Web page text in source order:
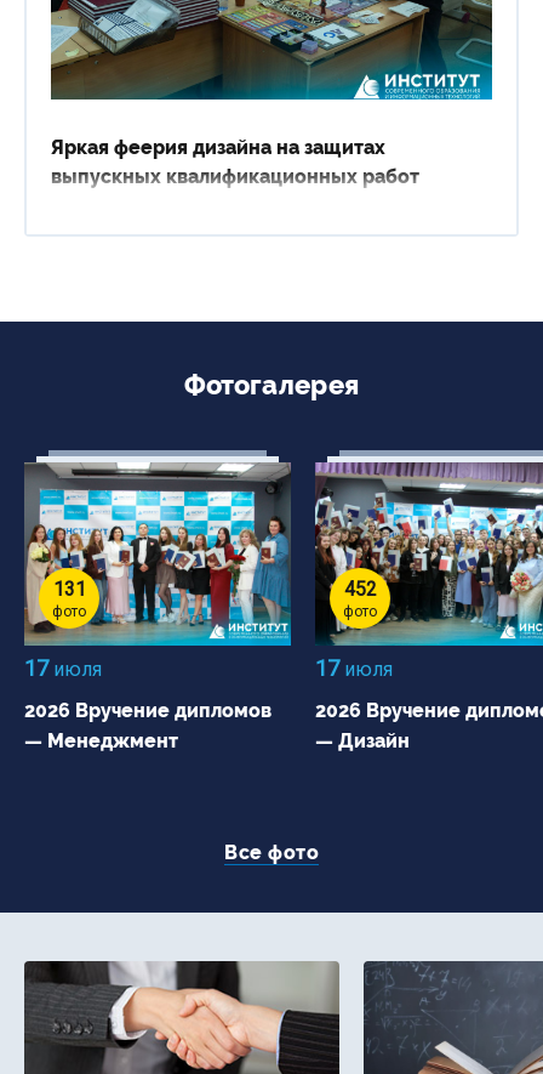
Яркая феерия дизайна на защитах
выпускных квалификационных работ
Фотогалерея
131
фото
17июля
2026 Вручение дипломов
— Менеджмент
452
фото
17июля
2026 Вручение
— Дизайн
Все фото